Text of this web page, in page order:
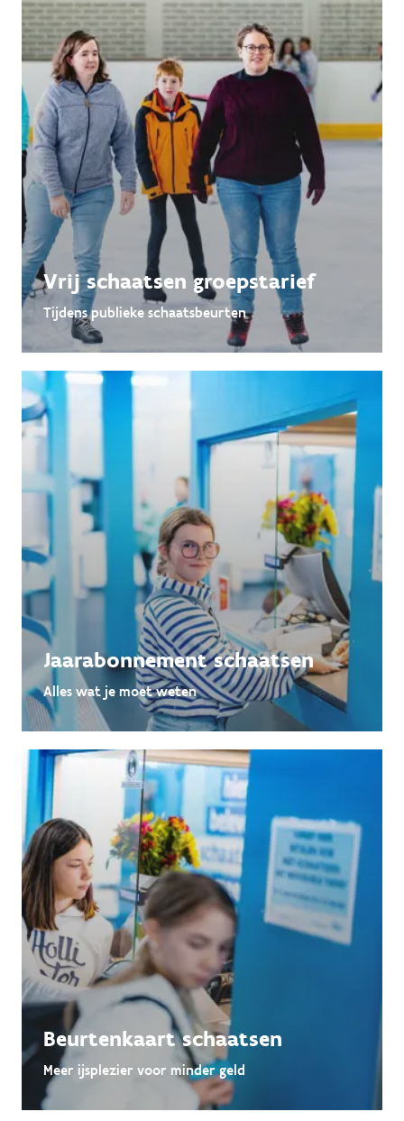
Vrij schaatsen groepstarief
Tijdens publieke schaatsbeurten
Jaarabonnement schaatsen
Alles wat je moet weten
Beurtenkaart schaatsen
Meer ijsplezier voor minder geld